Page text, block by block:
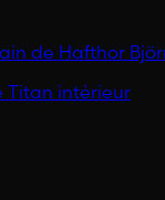
de Hafthor
Titan intérieur